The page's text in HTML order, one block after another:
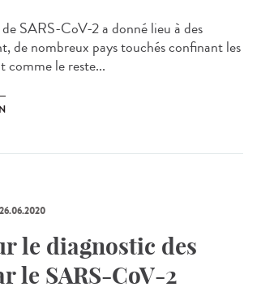
SARS-CoV-2 a donné lieu à des
de nombreux pays touchés confinant les
comme le reste...
26.06.2020
le diagnostic des
le SARS-CoV-2